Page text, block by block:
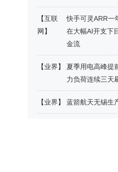
【互联
网 】
快手可灵ARR一
在大幅AI开支下
金流
【业界】
夏季用电高峰提
力负荷连续三天
【业界】 蓝箭航天无锡生